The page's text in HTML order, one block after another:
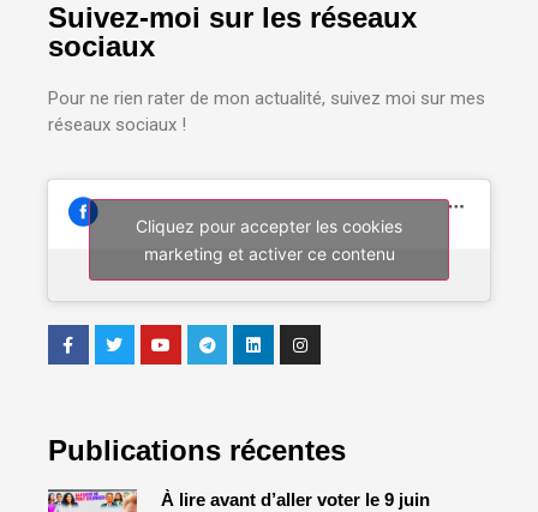
Suivez-moi sur les réseaux
sociaux
Pour ne rien rater de mon actualité, suivez moi sur mes
réseaux sociaux !
Cliquez pour accepter les cookies
marketing et activer ce contenu
Publications récentes
À lire avant d’aller voter le 9 juin